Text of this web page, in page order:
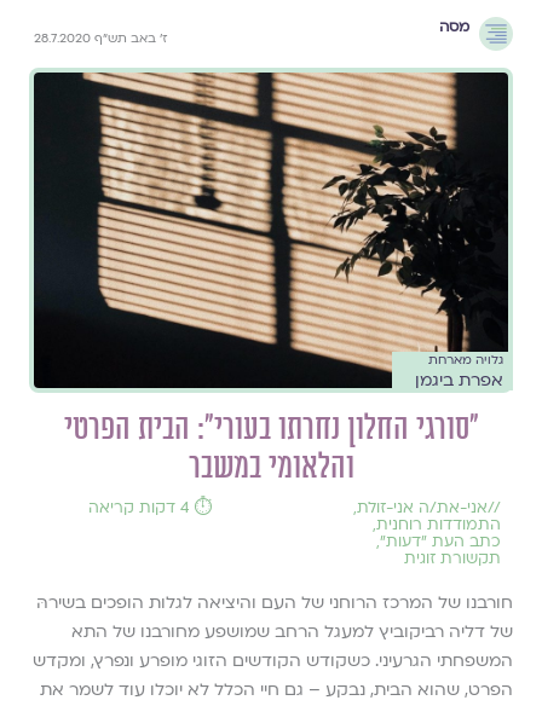
מסה
ז' באב תש"ף 28.7.2020
גלויה מארחת
אפרת ביגמן
"סורגי החלון נחרתו בעורי": הבית הפרטי
והלאומי במשבר
//אני-את/ה אני-זולת,
התמודדות רוחנית,
כתב העת ״דעות״,
תקשורת זוגית
⏱️ 4 דקות קריאה
חורבנו של המרכז הרוחני של העם והיציאה לגלות הופכים בשירהּ
של דליה רביקוביץ למעגל הרחב שמושפע מחורבנו של התא
המשפחתי הגרעיני. כשקודש הקודשים הזוגי מופרע ונפרץ, ומקדש
הפרט, שהוא הבית, נבקע – גם חיי הכלל לא יוכלו עוד לשמר את